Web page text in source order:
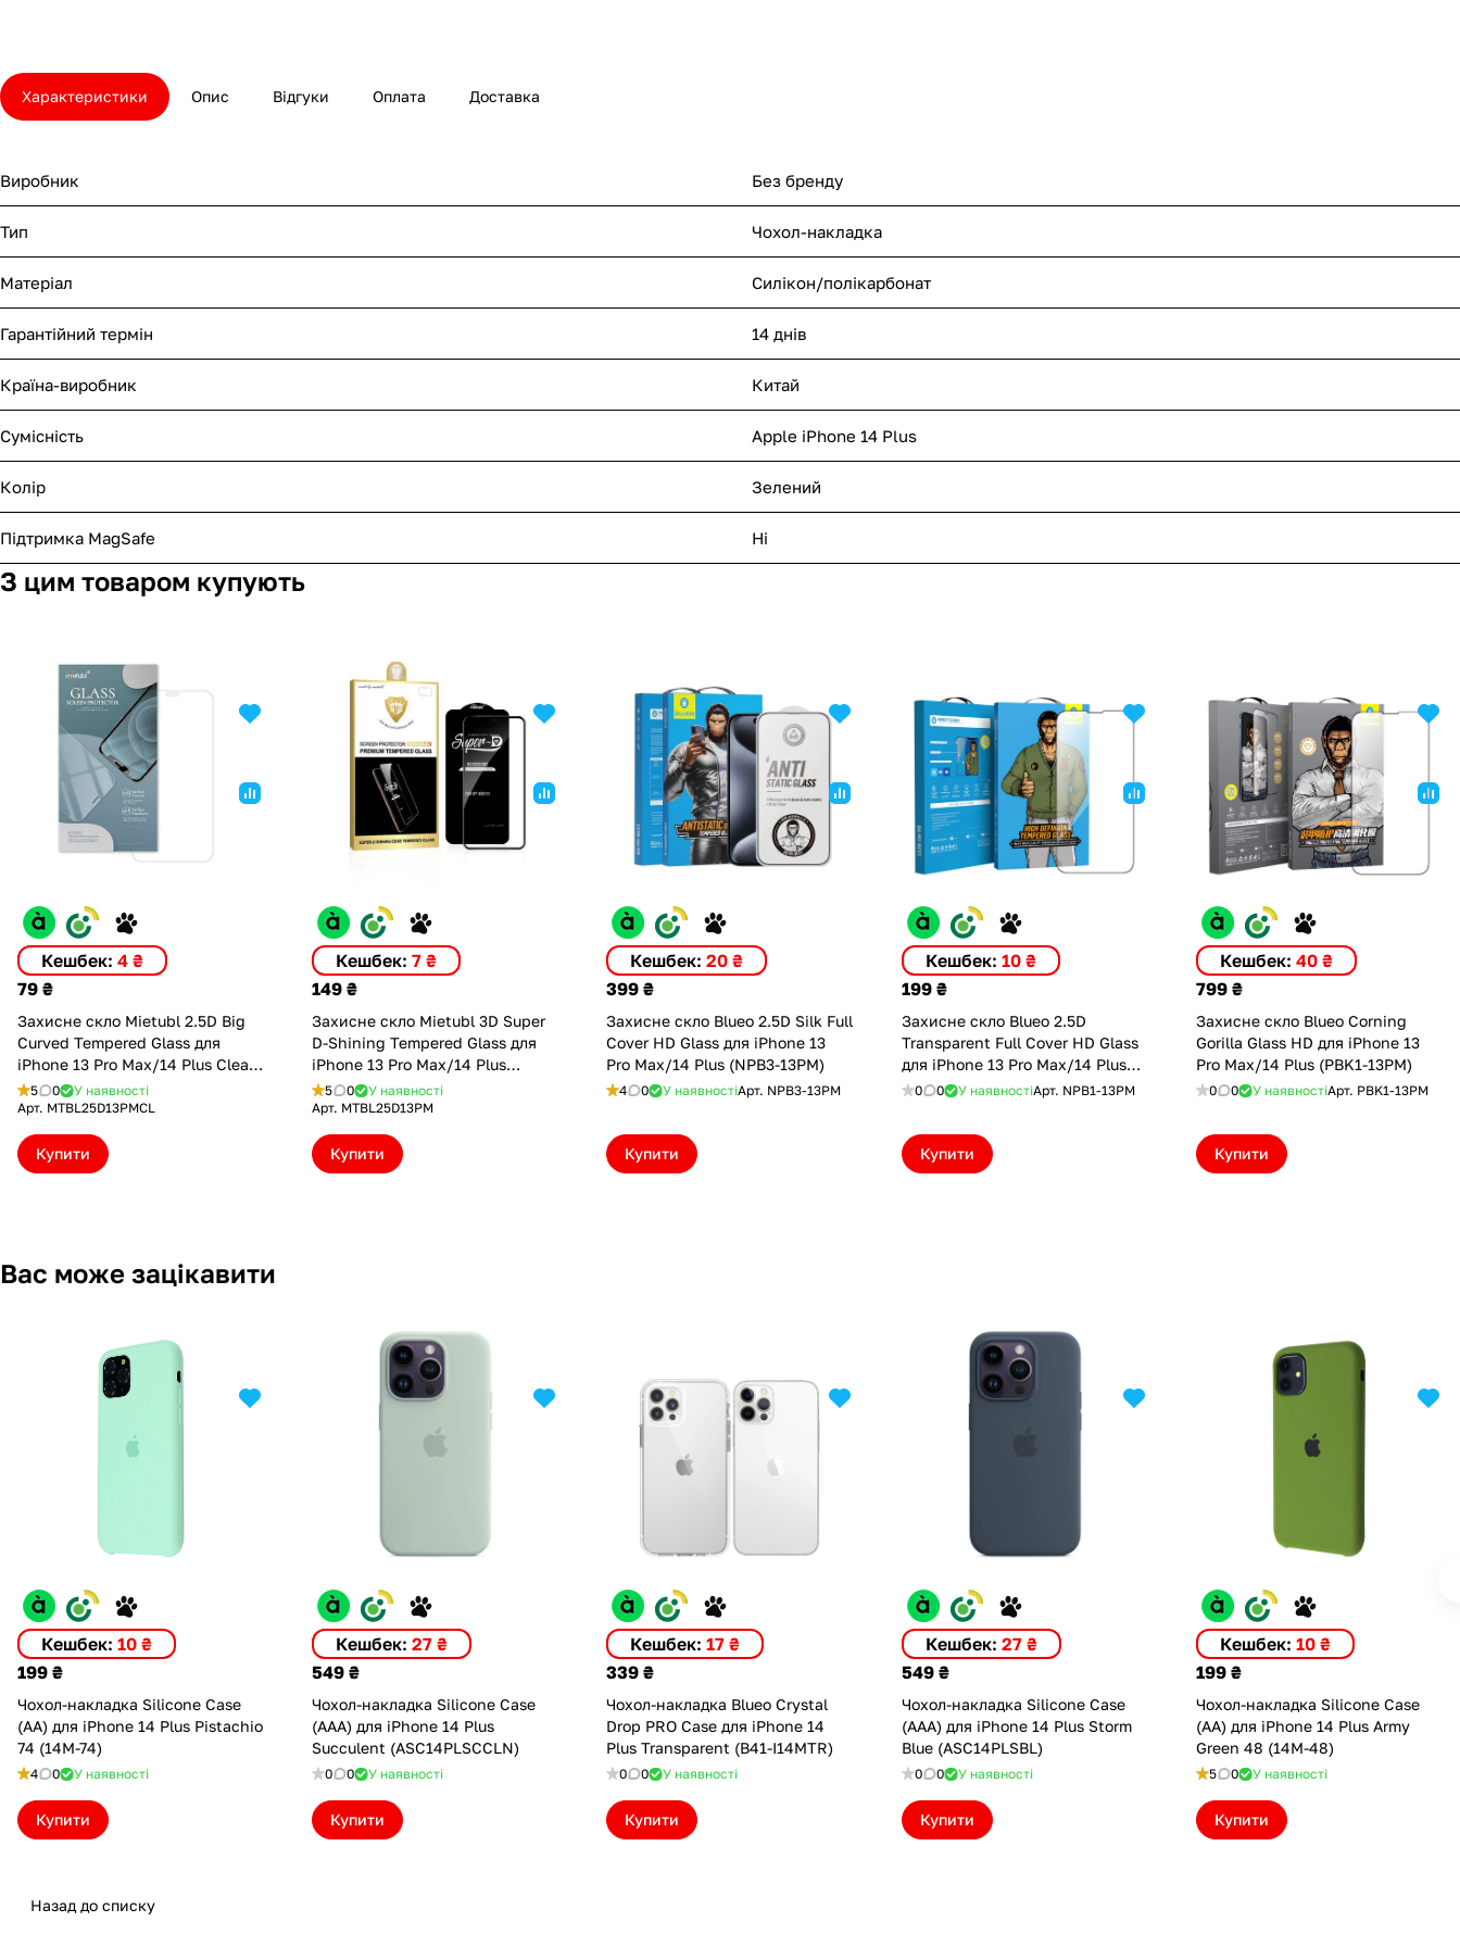
Характеристики Опис Відгуки Оплата Доставка
Виробник Без бренду
Тип Чохол-накладка
Матеріал Силікон/полікарбонат
Гарантійний термін 14 днів
Країна-виробник Китай
Сумісність Apple iPhone 14 Plus
Колір Зелений
Підтримка MagSafe Ні
З цим товаром купують
Кешбек: 4 ₴
79 ₴
Захисне скло Mietubl 2.5D Big
Curved Tempered Glass для
iPhone 13 Pro Max/14 Plus Clear
(MTBL25D13PMCL)
5 0
У наявності
Арт. MTBL25D13PMCL
Купити
Кешбек:7 ₴
149 ₴
Захисне скло Mietubl 3D Super
D-Shining Tempered Glass для
iPhone 13 Pro Max/14 Plus
(MTBL25D13PM)
5 0
У наявності
Арт. MTBL25D13PM
Купити
Кешбек:20 ₴
399 ₴
Захисне скло Blueo 2.5D Silk Full
Cover HD Glass для iPhone 13
Pro Max/14 Plus (NPB3-13PM)
4 0 У наявностіАрт. NPB3-13PM
Купити
Кешбек: 10 ₴
199 ₴
Захисне скло Blueo 2.5D
Transparent Full Cover HD Glass
для iPhone 13 Pro Max/14 Plus
(NPB1-13PM)
0 0 У наявностіАрт. NPB1-13PM
Купити
Кешбек: 40 ₴
799 ₴
Захисне скло Blueo Corning
Gorilla Glass HD для iPhone 13
Pro Max/14 Plus (PBK1-13PM)
0 0 У наявностіАрт. PBK1-13PM
Купити
Вас може зацікавити
Кешбек: 10 ₴
199 ₴
Чохол-накладка Silicone Case
(AA) для iPhone 14 Plus Pistachio
74 (14M-74)
4 0 У наявності
Купити
Кешбек:27 ₴
549 ₴
Чохол-накладка Silicone Case
(AAA) для iPhone 14 Plus
Succulent (ASC14PLSCCLN)
0 0 У наявності
Купити
Кешбек:17 ₴
339 ₴
Чохол-накладка Blueo Crystal
Drop PRO Case для iPhone 14
Plus Transparent (B41-I14MTR)
0 0 У наявності
Купити
Кешбек: 27 ₴
549 ₴
Чохол-накладка Silicone Case
(AAA) для iPhone 14 Plus Storm
Blue (ASC14PLSBL)
0 0 У наявності
Купити
Кешбек: 10 ₴
199 ₴
Чохол-накладка Silicone Case
(AA) для iPhone 14 Plus Army
Green 48 (14M-48)
5 0 У наявності
Купити
Назад до списку